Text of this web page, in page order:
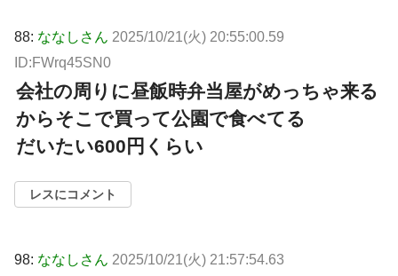
88: ななしさん 2025/10/21(火) 20:55:00.59
ID:FWrq45SN0
会社の周りに昼飯時弁当屋がめっちゃ来る
からそこで買って公園で食べてる
だいたい600円くらい
レスにコメント
98: ななしさん 2025/10/21(火) 21:57:54.63